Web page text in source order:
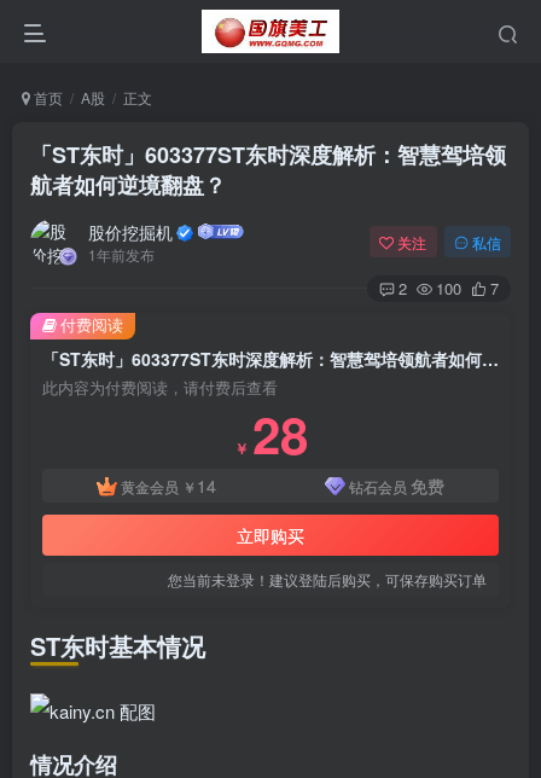
首页 A股 正文
「ST东时」603377ST东时深度解析：智慧驾培领
航者如何逆境翻盘？
股价挖掘机
1年前发布
关注 私信
2 100 7
「ST东时」603377ST东时深度解析：智慧驾培领航者如何逆境翻盘？
此内容为付费阅读，请付费后查看
￥ 28
黄金会员 ￥ 14 钻石会员 免费
立即购买
您当前未登录！建议登陆后购买，可保存购买订单
付费阅读
ST东时基本情况
情况介绍